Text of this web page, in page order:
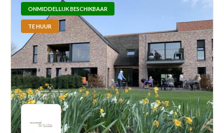
ONMIDDELLIJK BESCHIKBAAR
TE HUUR